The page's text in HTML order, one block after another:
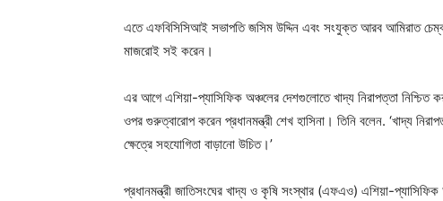
এতে এফবিসিসিআই সভাপতি জসিম উদ্দিন এবং সংযুক্ত আরব আমিরাত
মাজরোই সই করেন।
এর আগে এশিয়া-প্যাসিফিক অঞ্চলের দেশগুলোতে খাদ্য নিরাপত্তা নিশ্চিত
ওপর গুরুত্বারোপ করেন প্রধানমন্ত্রী শেখ হাসিনা। তিনি বলেন. ‘খাদ্য
ক্ষেত্রে সহযোগিতা বাড়ানো উচিত।’
প্রধানমন্ত্রী জাতিসংঘের খাদ্য ও কৃষি সংস্থার (এফএও) এশিয়া-